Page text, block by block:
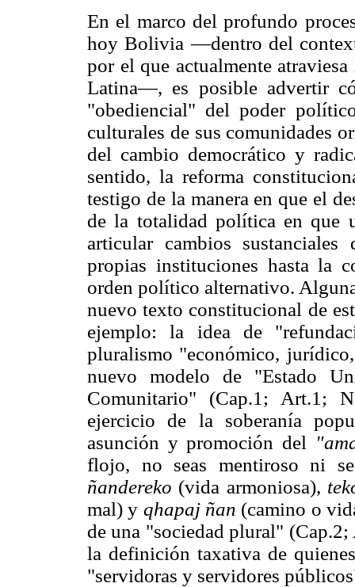
En el marco del profundo
hoy Bolivia —dentro del
por el que actualmente
Latina—, es posible advertir
"obediencial" del poder
culturales de sus comunidades
del cambio democrático y
sentido, la reforma
testigo de la manera en que el
de la totalidad política en que
articular cambios
propias instituciones hasta la
orden político alternativo.
nuevo texto constitucional de
ejemplo: la idea de
pluralismo "económico,
nuevo modelo de "Estado
Comunitario" (Cap.1; Art.1;
ejercicio de la soberanía
asunción y promoción del
flojo, no seas mentiroso ni
ñandereko (vida armoniosa),
mal) y qhapaj ñan (camino o
de una "sociedad plural"
la definición taxativa de
"servidoras y servidores